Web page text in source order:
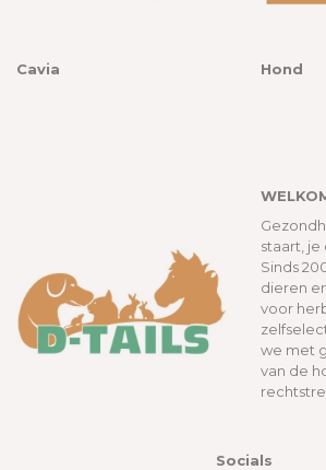
Cavia Hond
staart, je
Sinds
dieren
voor
we met
van de
Socials